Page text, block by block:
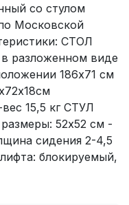
со стулом
Московской
СТОЛ
разложенном виде
186х71 см
15,5 кг СТУЛ
52х52 см -
сидения 2-4,5
блокируемый,